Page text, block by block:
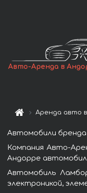
Авто-Аренда в
Аренда авто
Автомобили
Компания Авто-
Андорре
Автомобиль
электроникой,